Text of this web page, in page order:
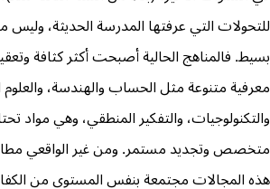
للتحولات التي عرفتها المدرسة الحديثة، وليس
بسيط. فالمناهج الحالية أصبحت أكثر كثافة
معرفية متنوعة مثل الحساب والهندسة، والعلوم
والتكنولوجيات، والتفكير المنطقي، وهي مواد
متخصص وتجديد مستمر. ومن غير الواقعي
هذه المجالات مجتمعة بنفس المستوى من